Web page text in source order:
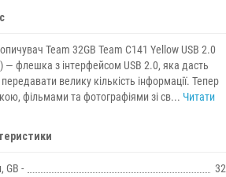
Team 32GB Team C141 Yellow USB 2.0
— флешка з інтерфейсом USB 2.0, яка дасть
велику кількість інформації. Тепер
фільмами та фотографіями зі св... Читати
GB -
32